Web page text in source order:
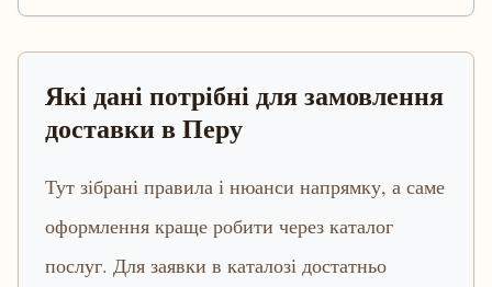
Які дані потрібні для замовлення
доставки в Перу
Тут зібрані правила і нюанси напрямку, а саме
оформлення краще робити через каталог
послуг. Для заявки в каталозі достатньо